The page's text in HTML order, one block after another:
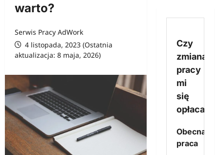
warto?
Serwis Pracy AdWork
4 listopada, 2023 (Ostatnia
aktualizacja: 8 maja, 2026)
Czy
zmiana
pracy
mi
się
opłaca?
Obecna
praca